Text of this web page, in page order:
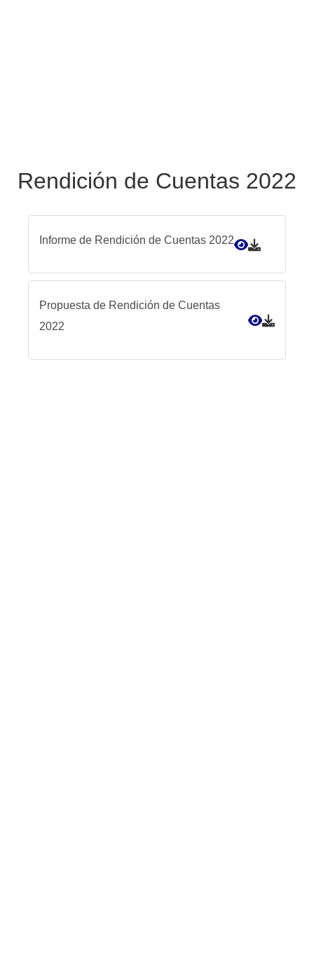
Rendición de Cuentas 2022
Informe de Rendición de Cuentas 2022
Propuesta de Rendición de Cuentas
2022